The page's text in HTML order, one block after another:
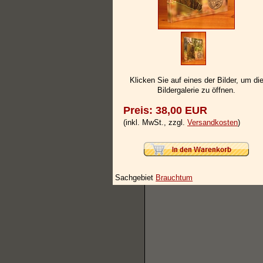
Klicken Sie auf eines der Bilder, um die
Bildergalerie zu öffnen.
Preis: 38,00 EUR
(inkl. MwSt., zzgl. Versandkosten)
Sachgebiet Brauchtum